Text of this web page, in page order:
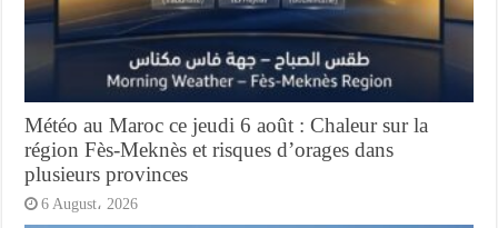
Météo au Maroc ce jeudi 6 août : Chaleur sur la
région Fès-Meknès et risques d’orages dans
plusieurs provinces
6 August، 2026